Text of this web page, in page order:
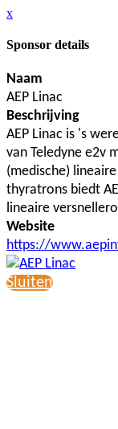
x
Sponsor details
Naam
AEP Linac
Beschrijving
AEP Linac is 's
van Teledyne e2v
(medische)
thyratrons biedt
lineaire
Website
https://
Sluiten